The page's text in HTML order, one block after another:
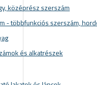
középrész szerszám
- többfunkciós szerszám,
és alkatrészek